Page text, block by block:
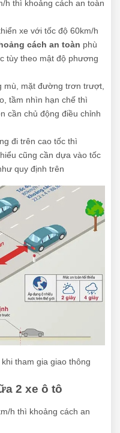
h thì khoảng cách an toàn
xe với tốc độ 60km/h
cách an toàn phù
tùy theo mật độ phương
mù, mặt đường trơn trượt,
tầm nhìn hạn chế thì
cần chủ động điều chỉnh
đi trên cao tốc thì
cũng cần dựa vào tốc
quy định trên
tham gia giao thông
2 xe ô tô
h thì khoảng cách an